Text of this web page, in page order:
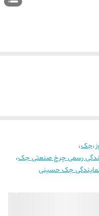
،جک،
رسمی چرخ صنعتی جک،
جک حسینی